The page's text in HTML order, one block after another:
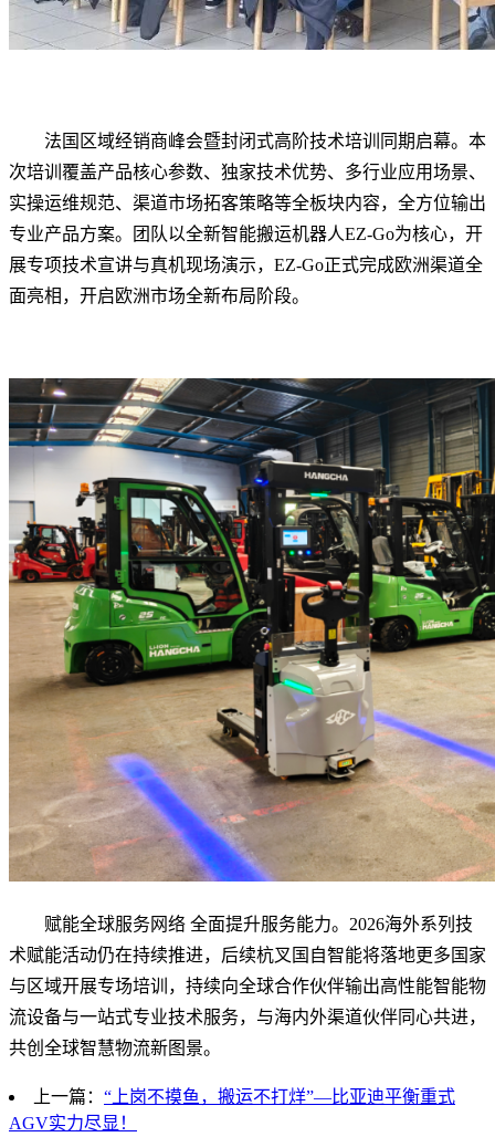
法国区域经销商峰会暨封闭式高阶技术培训同期启幕。本
次培训覆盖产品核心参数、独家技术优势、多行业应用场景、
实操运维规范、渠道市场拓客策略等全板块内容，全方位输出
专业产品方案。团队以全新智能搬运机器人EZ-Go为核心，开
展专项技术宣讲与真机现场演示，EZ-Go正式完成欧洲渠道全
面亮相，开启欧洲市场全新布局阶段。
赋能全球服务网络 全面提升服务能力。2026海外系列技
术赋能活动仍在持续推进，后续杭叉国自智能将落地更多国家
与区域开展专场培训，持续向全球合作伙伴输出高性能智能物
流设备与一站式专业技术服务，与海内外渠道伙伴同心共进，
共创全球智慧物流新图景。
上一篇： “上岗不摸鱼，搬运不打烊”—比亚迪平衡重式
AGV实力尽显！